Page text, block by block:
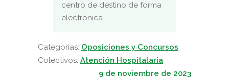
centro de destino de forma
electrónica.
Categorias: Oposiciones y Concursos
Colectivos: Atención Hospitalaria
9 de noviembre de 2023